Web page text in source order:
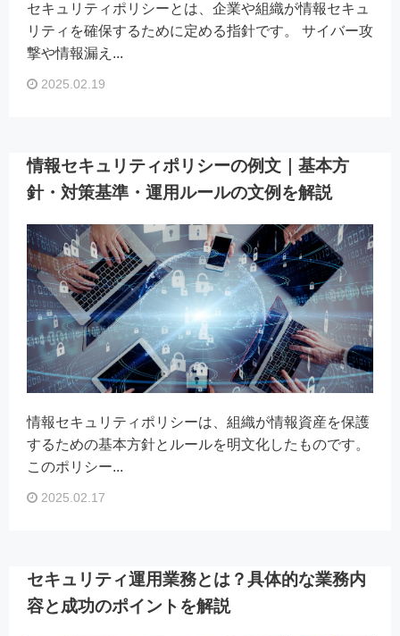
セキュリティポリシーとは、企業や組織が情報セキュ
リティを確保するために定める指針です。 サイバー攻
撃や情報漏え...
2025.02.19
情報セキュリティポリシーの例文｜基本方
針・対策基準・運用ルールの文例を解説
情報セキュリティポリシーは、組織が情報資産を保護
するための基本方針とルールを明文化したものです。
このポリシー...
2025.02.17
セキュリティ運用業務とは？具体的な業務内
容と成功のポイントを解説